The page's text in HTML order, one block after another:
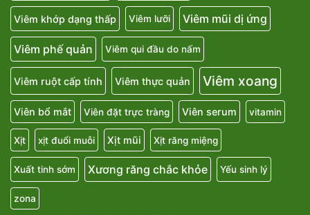
Viêm khớp dạng thấp Viêm lưỡi Viêm mũi dị ứng
Viêm phế quản Viêm qui đầu do nấm
Viêm ruột cấp tính Viêm thực quản Viêm xoang
Viên bổ mắt Viên đặt trực tràng Viên serum vitamin
Xịt xịt đuổi muỗi Xịt mũi Xịt răng miệng
Xuất tinh sớm Xương răng chắc khỏe Yếu sinh lý
zona